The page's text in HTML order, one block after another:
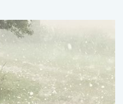
treft steden. . .